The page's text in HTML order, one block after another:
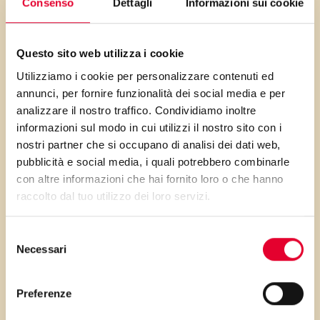
Consenso Dettagli Informazioni sui cookie
Questo sito web utilizza i cookie
Utilizziamo i cookie per personalizzare contenuti ed
annunci, per fornire funzionalità dei social media e per
analizzare il nostro traffico. Condividiamo inoltre
informazioni sul modo in cui utilizzi il nostro sito con i
nostri partner che si occupano di analisi dei dati web,
pubblicità e social media, i quali potrebbero combinarle
con altre informazioni che hai fornito loro o che hanno
raccolto dal tuo utilizzo dei loro servizi.
delNecessari
Preferenze
anche contorni) e dolci. Perfetto per i
aggiunto all’ultimo e senza
impastare molto crea giochi di
colore interessanti nel nostro
spuntino.
Possiamo polverizzarlo anche sulla
pasta con olio e aglio o usarlo per
decorare un risotto, magari
mantecato con uno deicondimenti
cromatici e ampliando la gamma di
consistenze presenti nella portata;
l’ideale in questi casi è l’aver lasciato